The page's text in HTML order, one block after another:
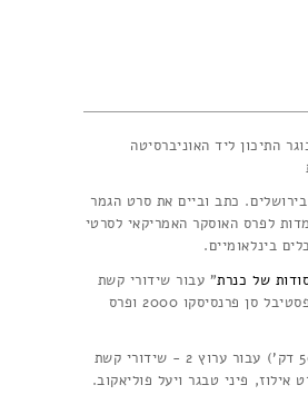
בוגר התיכון ליד האוניברסיטה
כתב וביים את סרט הגמר
מועמדות לפרס האוסקר האמריקאי לסרטי
של כנרת" עבור שידורי קשת
(13 פרקים - שתי עונות). פרסים: פרס ראשון בפסטיבל סן פרנסיסקו 2000 ופרס
" (50 דק') עבור ערוץ 2 - שידורי קשת
פיני טבגר ויעל פוליאקוב.